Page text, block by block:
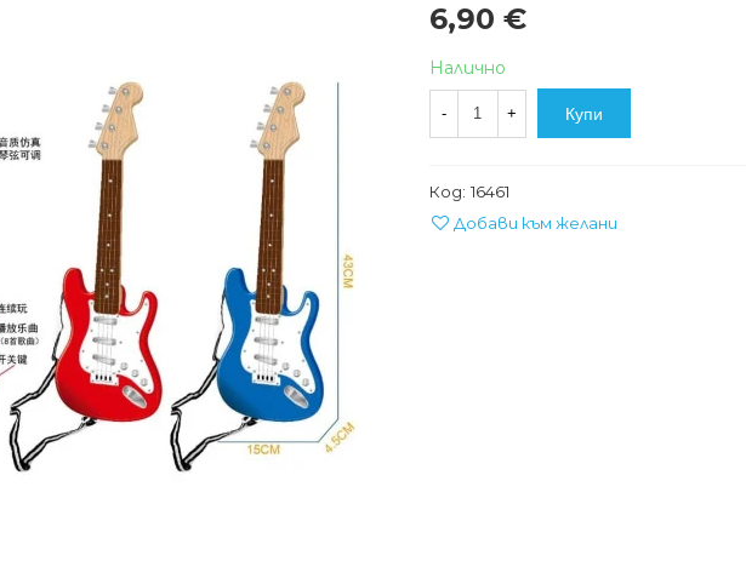
6,90 €
Налично
- + Купи
Код: 16461
Добави към желани